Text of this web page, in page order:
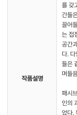
작품설명
를 갖
간들
끌어
는 접
공간
다.
들은
며들
패시
인의
었다.